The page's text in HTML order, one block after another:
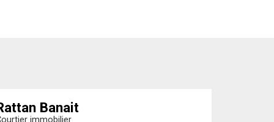
Banait
immobilier